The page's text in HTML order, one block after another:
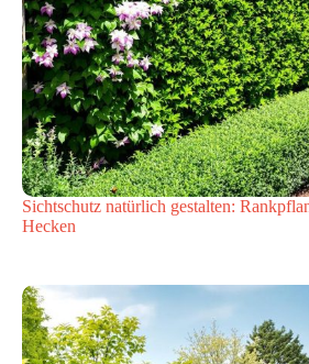
Sichtschutz natürlich gestalten:
Hecken